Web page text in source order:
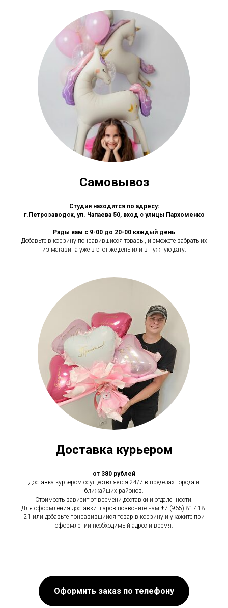
Самовывоз
Студия находится по адресу:
г.Петрозаводск, ул. Чапаева 50, вход с улицы Пархоменко
Рады вам с 9-00 до 20-00 каждый день
Добавьте в корзину понравившиеся товары, и сможете забрать их
из магазина уже в этот же день или в нужную дату.
Доставка курьером
от 380 рублей
Доставка курьером осуществляется 24/7 в пределах города и
ближайших районов.
Стоимость зависит от времени доставки и отдаленности.
Для оформления доставки шаров позвоните нам +7 (965) 817-18-
21 или добавьте понравившийся товар в корзину и укажите при
оформлении необходимый адрес и время.
Оформить заказ по телефону